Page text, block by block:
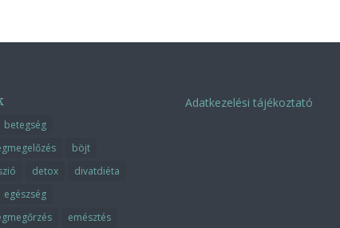
betegség
böjt
detox
divatdiéta
egészség
emésztés
Adatkezelési tájékoztató